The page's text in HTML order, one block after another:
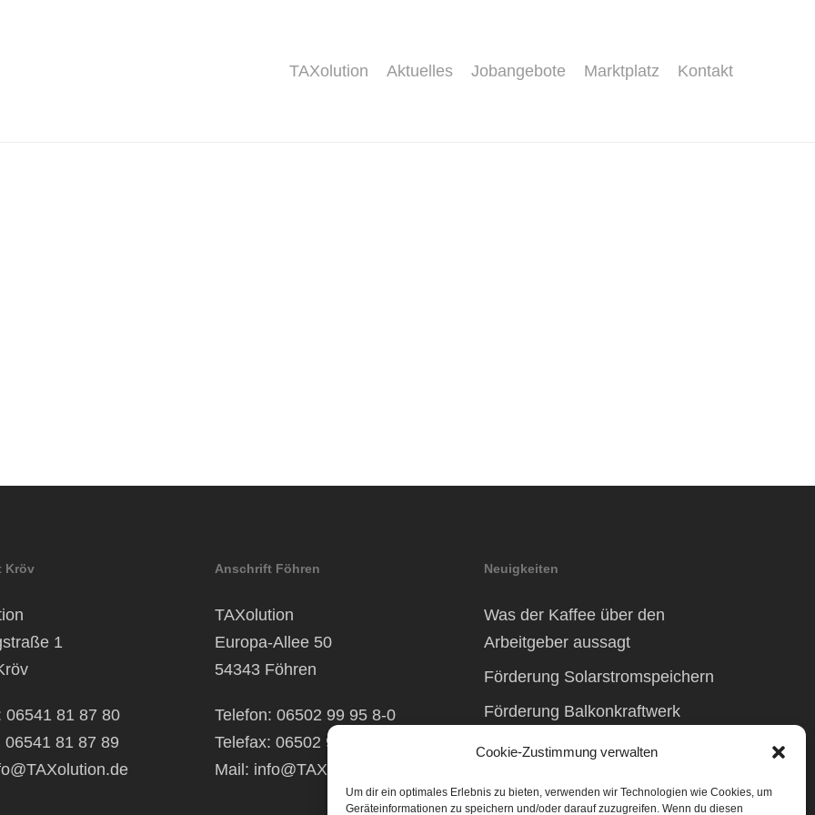
Cookie-Zustimmung verwalten
Um dir ein optimales Erlebnis zu bieten, verwenden wir Technologien wie Cookies, um
Geräteinformationen zu speichern und/oder darauf zuzugreifen. Wenn du diesen
TAXolution Aktuelles Jobangebote Marktplatz Kontakt
Kröv
1
06541 81 87 80
06541 81 87 89
Anschrift Föhren
TAXolution
Europa-Allee 50
54343 Föhren
Telefon: 06502 99 95 8-0
Telefax: 06502 99 95 8-99
Mail: info@TAXolution.de
Neuigkeiten
Was der Kaffee über den
Arbeitgeber aussagt
Förderung Solarstromspeichern
Förderung Balkonkraftwerk